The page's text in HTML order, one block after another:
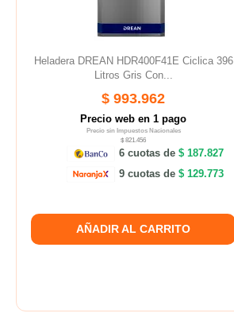
Heladera DREAN HDR400F41E Ciclica 396
Litros Gris Con...
$ 993.962
Precio web en 1 pago
Precio sin Impuestos Nacionales
$ 821.456
6 cuotas de $ 187.827
9 cuotas de $ 129.773
AÑADIR AL CARRITO